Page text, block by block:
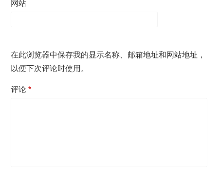
网站
在此浏览器中保存我的显示名称、邮箱地址和网站地址，
以便下次评论时使用。
评论*